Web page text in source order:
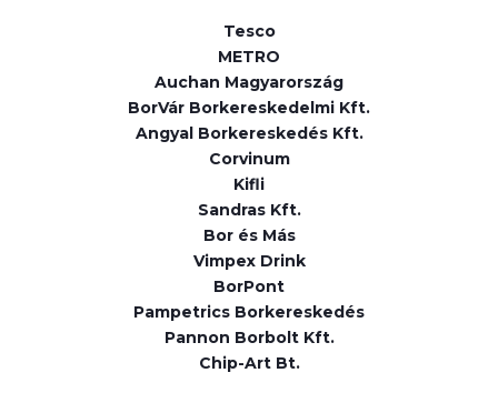
Tesco
METRO
Auchan Magyarország
BorVár Borkereskedelmi Kft.
Angyal Borkereskedés Kft.
Corvinum
Kifli
Sandras Kft.
Bor és Más
Vimpex Drink
BorPont
Pampetrics Borkereskedés
Pannon Borbolt Kft.
Chip-Art Bt.